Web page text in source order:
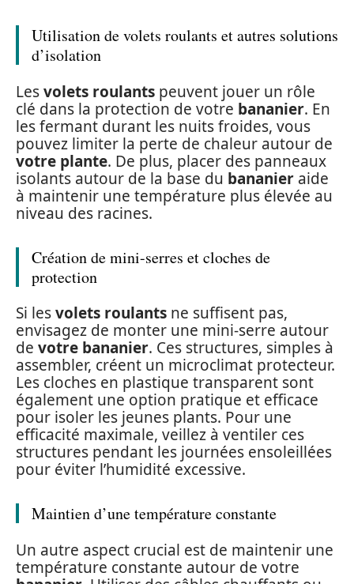
Utilisation de volets roulants et autres solutions
d’isolation
Lesvolets roulants peuvent jouer un rôle
clé dans la protection de votre bananier. En
les fermant durant les nuits froides, vous
pouvez limiter la perte de chaleur autour de
votre plante. De plus, placer des panneaux
isolants autour de la base du bananier aide
à maintenir une température plus élevée au
niveau des racines.
Création de mini-serres et cloches de
protection
Si lesvolets roulants ne suffisent pas,
envisagez de monter une mini-serre autour
de votre bananier. Ces structures, simples à
assembler, créent un microclimat protecteur.
Les cloches en plastique transparent sont
également une option pratique et efficace
pour isoler les jeunes plants. Pour une
efficacité maximale, veillez à ventiler ces
structures pendant les journées ensoleillées
pour éviter l’humidité excessive.
Maintien d’une température constante
Un autre aspect crucial est de maintenir une
température constante autour de votre